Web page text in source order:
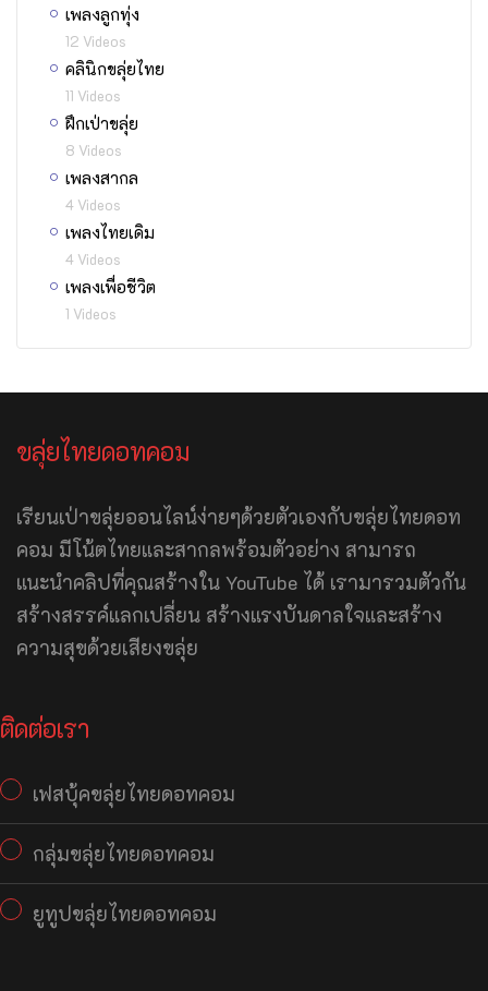
เพลงลูกทุ่ง
12 Videos
คลินิกขลุ่ยไทย
11 Videos
ฝึกเป่าขลุ่ย
8 Videos
เพลงสากล
4 Videos
เพลงไทยเดิม
4 Videos
เพลงเพื่อชีวิต
1 Videos
ขลุ่ยไทยดอทคอม
เรียนเป่าขลุ่ยออนไลน์ง่ายๆด้วยตัวเองกับขลุ่ยไทยดอท
คอม มีโน้ตไทยและสากลพร้อมตัวอย่าง สามารถ
แนะนำคลิปที่คุณสร้างใน YouTube ได้ เรามารวมตัวกัน
สร้างสรรค์แลกเปลี่ยน สร้างแรงบันดาลใจและสร้าง
ความสุขด้วยเสียงขลุ่ย
ติดต่อเรา
เฟสบุ้คขลุ่ยไทยดอทคอม
กลุ่มขลุ่ยไทยดอทคอม
ยูทูปขลุ่ยไทยดอทคอม